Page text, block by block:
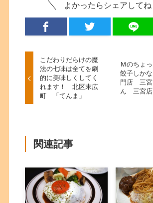
よかったらシェアしてね
こだわりだらけの魔
法の七味は全てを劇
的に美味しくしてく
れます！ 北区末広
町 「てんま」
Ｍのちょ
餃子しか
門店 三
ん 三宮店
関連記事